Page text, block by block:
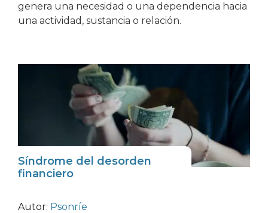
genera una necesidad o una dependencia hacia
una actividad, sustancia o relación.
Síndrome del desorden
financiero
Autor: Psonríe